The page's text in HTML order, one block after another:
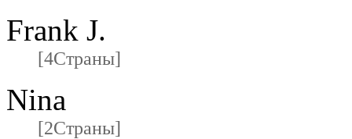
Frank J.
[4Страны]
Nina
[2Страны]